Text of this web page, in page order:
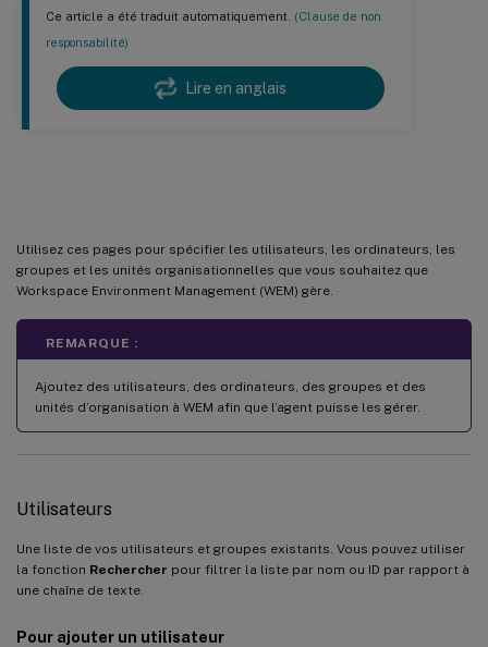
Ce article a été traduit automatiquement. (Clause de non
responsabilité)
Lire en anglais
Utilisez ces pages pour spécifier les utilisateurs, les ordinateurs, les
groupes et les unités organisationnelles que vous souhaitez que
Workspace Environment Management (WEM) gère.
REMARQUE :
Ajoutez des utilisateurs, des ordinateurs, des groupes et des
unités d’organisation à WEM afin que l’agent puisse les gérer.
Utilisateurs
Une liste de vos utilisateurs et groupes existants. Vous pouvez utiliser
la fonction Rechercher pour filtrer la liste par nom ou ID par rapport à
une chaîne de texte.
Pour ajouter un utilisateur